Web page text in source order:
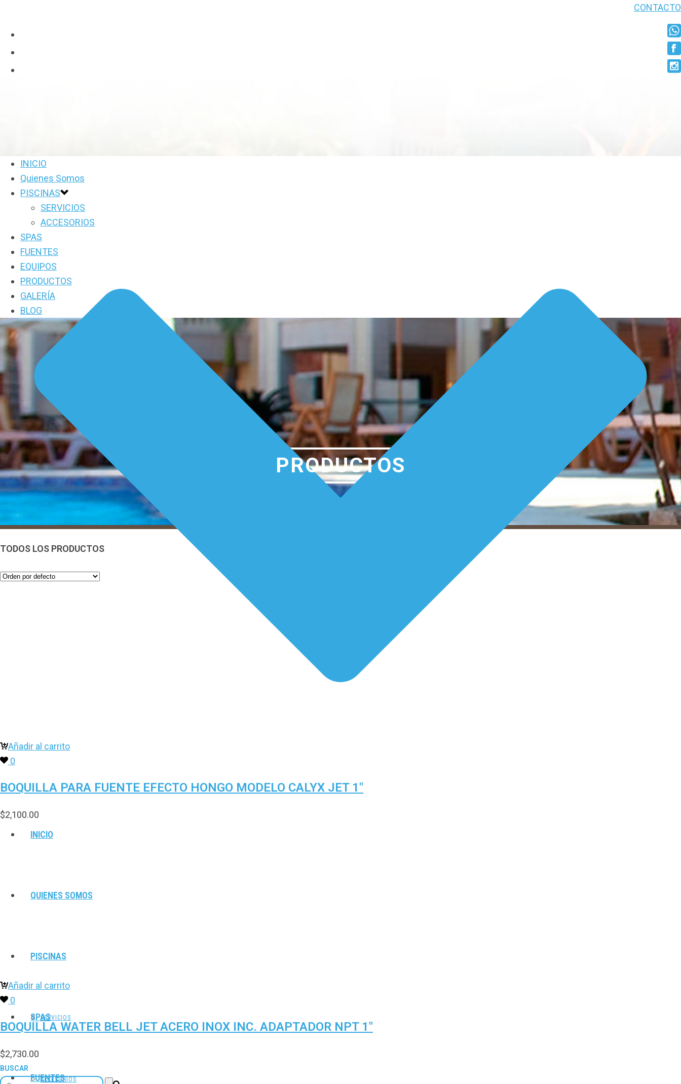
CONTACTO
INICIO
QUIENES SOMOS
PISCINAS
SERVICIOS
ACCESORIOS
SPAS
FUENTES
INICIO
Quienes Somos
PISCINAS
SERVICIOS
ACCESORIOS
SPAS
FUENTES
EQUIPOS
PRODUCTOS
GALERÍA
BLOG
PRODUCTOS
TODOS LOS PRODUCTOS
Añadir al carrito
0
BOQUILLA PARA FUENTE EFECTO HONGO MODELO CALYX JET 1″
$2,100.00
Añadir al carrito
0
BOQUILLA WATER BELL JET ACERO INOX INC. ADAPTADOR NPT 1″
$2,730.00
BUSCAR